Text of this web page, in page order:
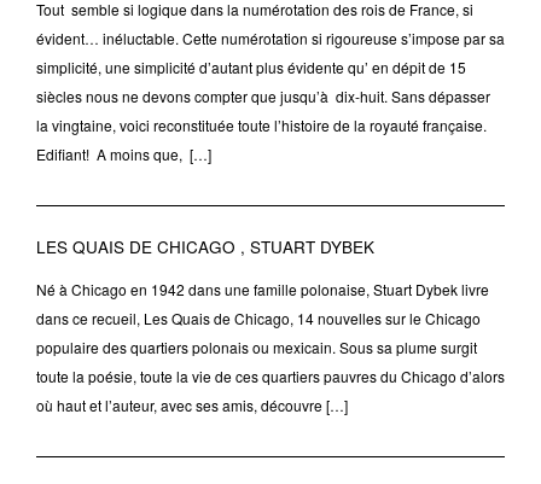
Tout semble si logique dans la numérotation des rois de France, si
évident… inéluctable. Cette numérotation si rigoureuse s’impose par sa
simplicité, une simplicité d’autant plus évidente qu’ en dépit de 15
siècles nous ne devons compter que jusqu’à dix-huit. Sans dépasser
la vingtaine, voici reconstituée toute l’histoire de la royauté française.
Edifiant! A moins que, […]
LES QUAIS DE CHICAGO , STUART DYBEK
Né à Chicago en 1942 dans une famille polonaise, Stuart Dybek livre
dans ce recueil, Les Quais de Chicago, 14 nouvelles sur le Chicago
populaire des quartiers polonais ou mexicain. Sous sa plume surgit
toute la poésie, toute la vie de ces quartiers pauvres du Chicago d’alors
où haut et l’auteur, avec ses amis, découvre […]